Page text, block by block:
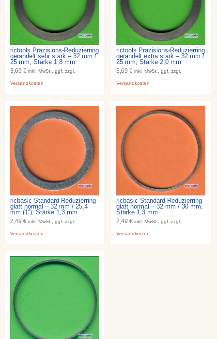
rictools Präzisions-Reduzierring
gerändelt sehr stark – 32 mm /
25 mm, Stärke 1,8 mm
3,69 € inkl. MwSt., ggf. zzgl.
Versandkosten
rictools Präzisions-Reduzierring
gerändelt extra stark – 32 mm /
25 mm, Stärke 2,0 mm
3,69 €inkl. MwSt., ggf. zzgl.
Versandkosten
ricbasic Standard-Reduzierring
glatt normal – 32 mm / 25,4
mm (1''), Stärke 1,3 mm
2,49 € inkl. MwSt., ggf. zzgl.
Versandkosten
ricbasic Standard-Reduzierring
glatt normal – 32 mm / 30 mm,
Stärke 1,3 mm
2,49 €inkl. MwSt., ggf. zzgl.
Versandkosten